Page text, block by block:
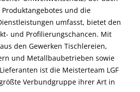
und die
umfasst, bietet den
und Profilierungschancen. Mit
den Gewerken Tischlereien,
und Metallbaubetrieben sowie
ist die Meisterteam LGF
Verbundgruppe ihrer Art in